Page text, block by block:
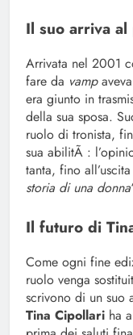
Il suo arriva
Arrivata nel 2001
fare da vamp
era giunto in
della sua sposa.
ruolo di tronista,
sua abilitÃ :
tanta, fino
storia di una donna
Il futuro di
Come ogni fine
ruolo venga
scrivono di un suo
Tina Cipollari ha